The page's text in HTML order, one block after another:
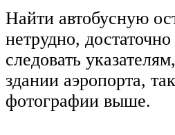
Найти автобусную
нетрудно,
следовать
здании аэропорта,
фотографии выше.